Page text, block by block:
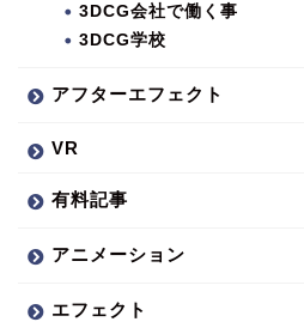
3DCG会社で働く事
3DCG学校
アフターエフェクト
VR
有料記事
アニメーション
エフェクト